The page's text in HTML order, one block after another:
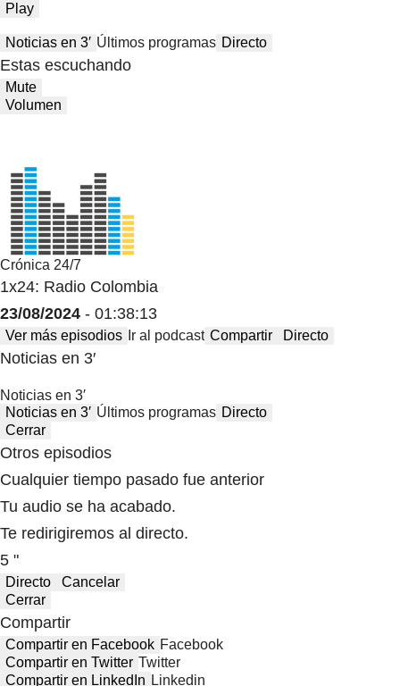
Play
Noticias en 3′ Últimos programas Directo
Estas escuchando
Mute
Volumen
Crónica 24/7
1x24: Radio Colombia
23/08/2024 - 01:38:13
Ver más episodios Ir al podcast Compartir Directo
Noticias en 3′
Noticias en 3′
Noticias en 3′ Últimos programas Directo
Cerrar
Otros episodios
Cualquier tiempo pasado fue anterior
Tu audio se ha acabado.
Te redirigiremos al directo.
5 "
Directo
Cancelar
Cerrar
Compartir
Compartir en Facebook Facebook
Compartir en Twitter Twitter
Compartir en LinkedIn Linkedin